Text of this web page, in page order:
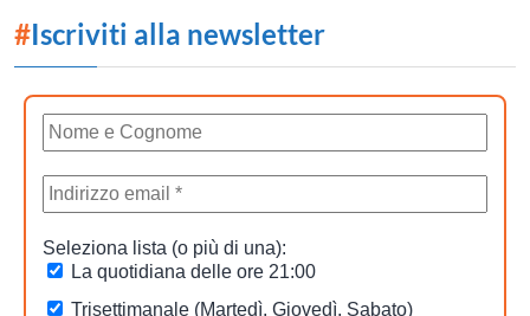
#Iscriviti alla newsletter